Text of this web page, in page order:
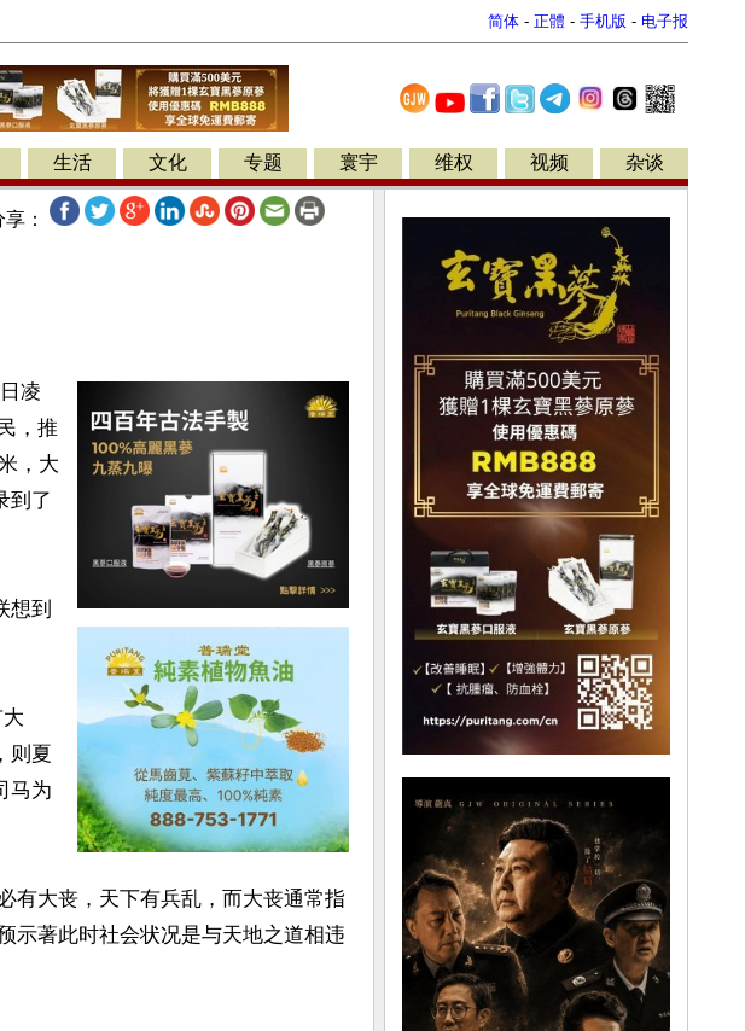
简体 - 正體 - 手机版 - 电子报
生活 文化 专题 寰宇 维权 视频 杂谈
：
凌
，推
，大
到了
想到
则夏
马为
有大丧，天下有兵乱，而大丧通常指
示著此时社会状况是与天地之道相违